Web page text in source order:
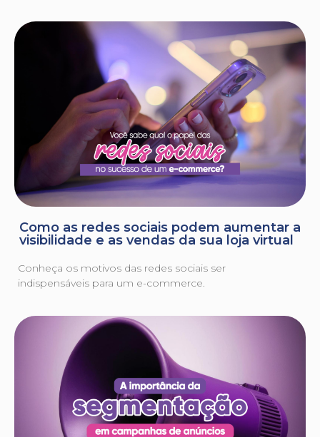
Como as redes sociais podem aumentar a
visibilidade e as vendas da sua loja virtual
Conheça os motivos das redes sociais ser
indispensáveis para um e-commerce.